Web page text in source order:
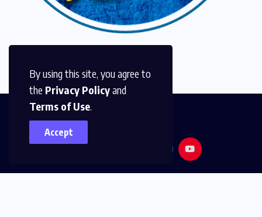
By using this site, you agree to
the Privacy Policyand
Terms of Use.
Accept